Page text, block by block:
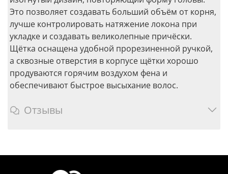
Это позволяет создавать больший объём от корня,
лучше контролировать натяжение локона при
укладке и создавать великолепные причёски.
Щётка оснащена удобной прорезиненной ручкой,
а сквозные отверстия в корпусе щётки хорошо
продуваются горячим воздухом фена и
обеспечивают быстрое высыхание волос.
Отзывы